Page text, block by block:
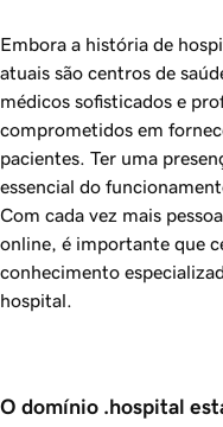
Embora a história de
atuais são centros de
médicos sofisticados e
comprometidos em
pacientes. Ter uma
essencial do
Com cada vez mais
online, é importante que
conhecimento
hospital.
O domínio .hospital